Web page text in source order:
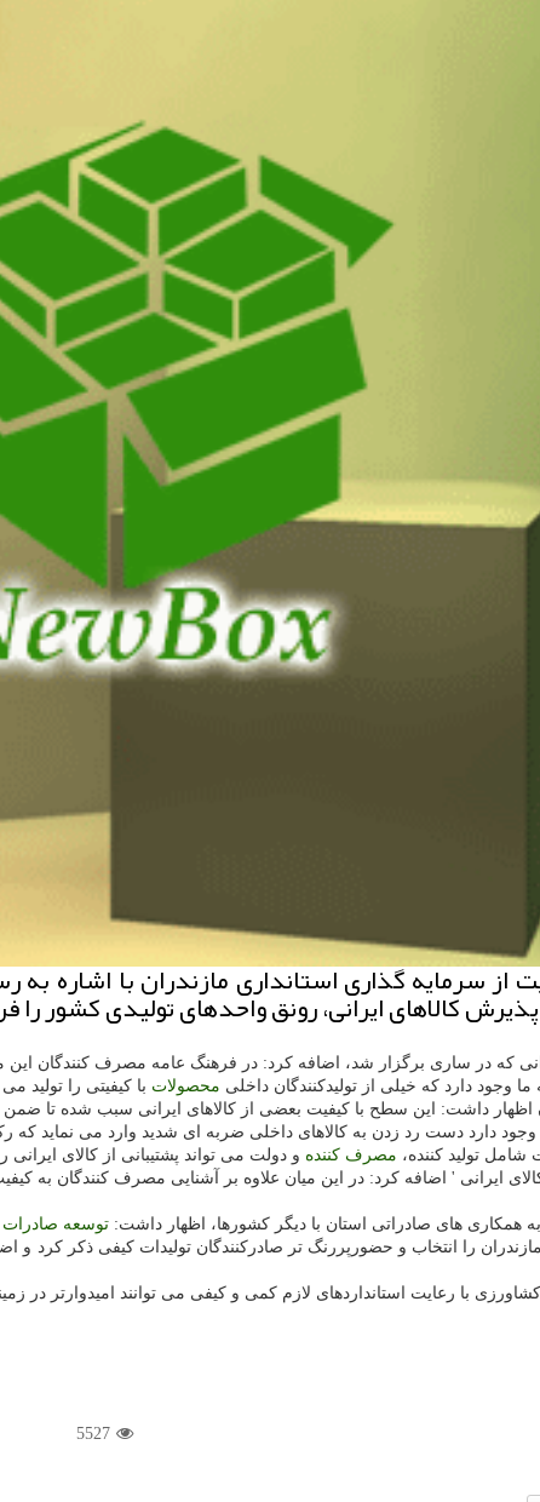
سرمایه گذاری استانداری مازندران با اشاره
كالاهای ایرانی، رونق واحدهای تولیدی كشور
كه در ساری برگزار شد، اضافه كرد: در فرهنگ عامه مصرف كنندگان
وجود دارد كه خیلی از تولیدكنندگان داخلی محصولات با كیفیتی را تولید
اظهار داشت: این سطح با كیفیت بعضی از كالاهای ایرانی سبب شده تا
دارد دست رد زدن به كالاهای داخلی ضربه ای شدید وارد می نماید كه
شامل تولید كننده، مصرف كننده و دولت می تواند پشتیبانی از كالای ایرانی
ایرانی ' اضافه كرد: در این میان علاوه بر آشنایی مصرف كنندگان به
همكاری های صادراتی استان با دیگر كشورها، اظهار داشت: توسعه صادرات
مازندران را انتخاب و حضورپررنگ تر صادركنندگان تولیدات كیفی ذكر كرد و
كشاورزی با رعایت استانداردهای لازم كمی و كیفی می توانند امیدوارتر در
5527